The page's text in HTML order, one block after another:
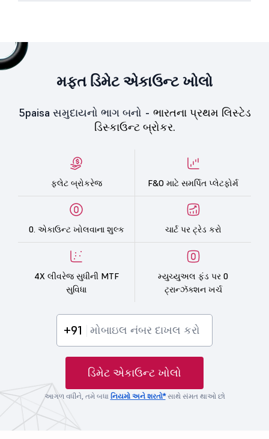
મફત ડિમેટ એકાઉન્ટ ખોલો
5paisa સમુદાયનો ભાગ બનો - ભારતના પ્રથમ લિસ્ટેડ
ડિસ્કાઉન્ટ બ્રોકર.
ફ્લેટ બ્રોકરેજ F&O માટે સમર્પિત પ્લેટફોર્મ
0. એકાઉન્ટ ખોલવાના શુલ્ક ચાર્ટ પર ટ્રેડ કરો
4X લીવરેજ સુધીની MTF
સુવિધા
મ્યુચ્યુઅલ ફંડ પર 0
ટ્રાન્ઝૅક્શન ખર્ચ
+91
ડિમેટ એકાઉન્ટ ખોલો
આગળ વધીને, તમે બધા નિયમો અને શરતો*સાથે સંમત થાઓ છો